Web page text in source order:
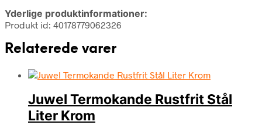
Yderlige produktinformationer:
Produkt id: 40178779062326
Relaterede varer
Juwel Termokande Rustfrit Stål
Liter Krom